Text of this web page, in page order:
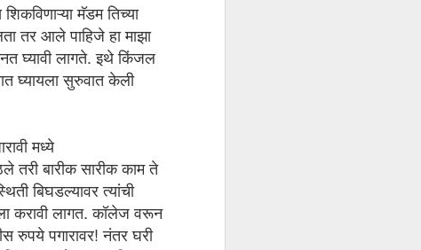
मॅडम तिच्या
तर आले पाहिजे हा माझा
घ्यावी लागते. इथे किंजल
घ्यायला सुरुवात केली
मध्ये
तरी बारीक सारीक काम ते
बिघडल्यावर त्यांची
करावी लागत. कॉलेज वरून
रुपये पगारावर! नंतर घरी